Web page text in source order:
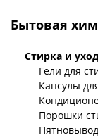
Бытовая
Стирка и
Гели для
Капсулы
Порошки